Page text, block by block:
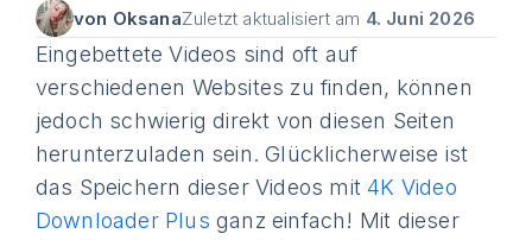
von OksanaZuletzt aktualisiert am 4. Juni 2026
Eingebettete Videos sind oft auf
verschiedenen Websites zu finden, können
jedoch schwierig direkt von diesen Seiten
herunterzuladen sein. Glücklicherweise ist
das Speichern dieser Videos mit4K Video
Downloader Plus ganz einfach! Mit dieser